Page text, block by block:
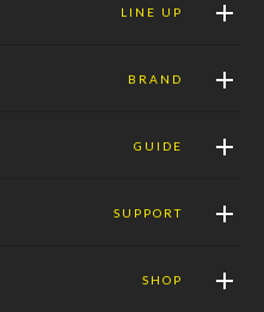
LINE UP
BRAND
GUIDE
SUPPORT
SHOP